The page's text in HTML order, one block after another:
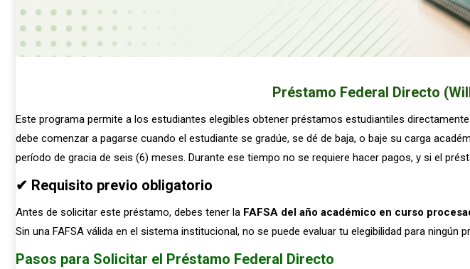
Préstamo Federal Directo
Este programa permite a los estudiantes elegibles obtener préstamos estudiantiles
debe comenzar a pagarse cuando el estudiante se gradúe, se dé de baja, o baje su carga
período de gracia de seis (6) meses. Durante ese tiempo no se requiere hacer pagos, y si el
✔ Requisito previo obligatorio
Antes de solicitar este préstamo, debes tener la FAFSA del año académico en curso
Sin una FAFSA válida en el sistema institucional, no se puede evaluar tu elegibilidad para ningún
Pasos para Solicitar el Préstamo Federal Directo